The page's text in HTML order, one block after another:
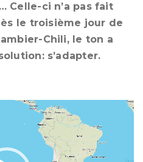
Celle-ci n’a pas fait
le troisième jour de
Chili, le ton a
s’adapter.
Lecteur
vidéo